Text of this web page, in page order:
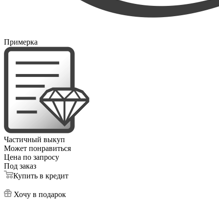
Примерка
Частичный выкуп
Может понравиться
Цена по запросу
Под заказ
Купить в кредит
Хочу в подарок